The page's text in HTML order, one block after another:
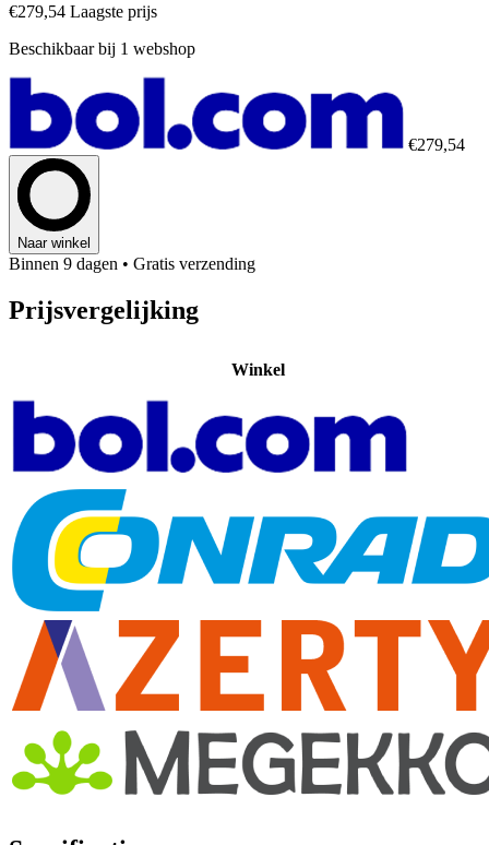
€279,54 Laagste prijs
Beschikbaar bij 1 webshop
€279,54
Naar winkel
Binnen 9 dagen • Gratis verzending
Prijsvergelijking
Winkel